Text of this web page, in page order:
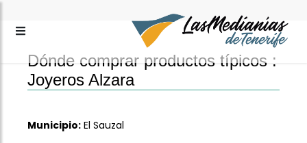
Dónde comprar productos típicos :
Joyeros Alzara
Municipio: El Sauzal